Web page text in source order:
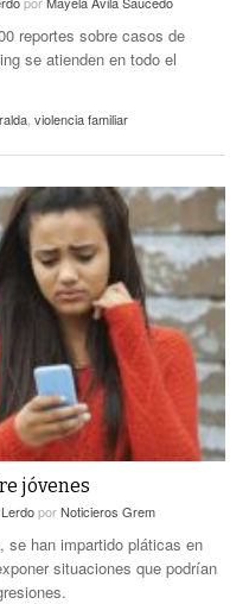
reportes sobre casos de
se atienden en todo el
, violencia familiar
jóvenes
LerdoporNoticieros Grem
se han impartido pláticas en
situaciones que podrían